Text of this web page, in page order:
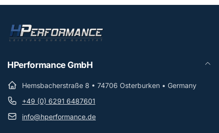
HPerformance GmbH
Hemsbacherstraße 8 • 74706 Osterburken • Germany
+49 (0) 6291 6487601
info@hperformance.de